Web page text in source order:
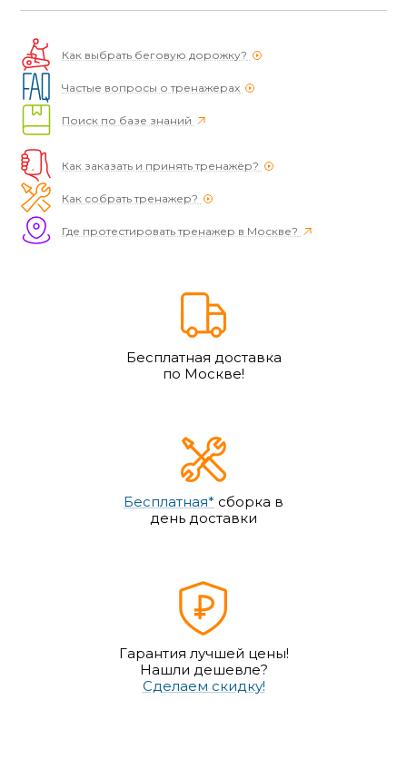
Как выбрать беговую дорожку?
Частые вопросы о тренажерах
Поиск по базе знаний
Как заказать и принять тренажёр?
Как собрать тренажер?
Где протестировать тренажер в Москве?
Бесплатная доставка
по Москве!
Бесплатная* сборка в
день доставки
Гарантия лучшей цены!
Нашли дешевле?
Сделаем скидку!